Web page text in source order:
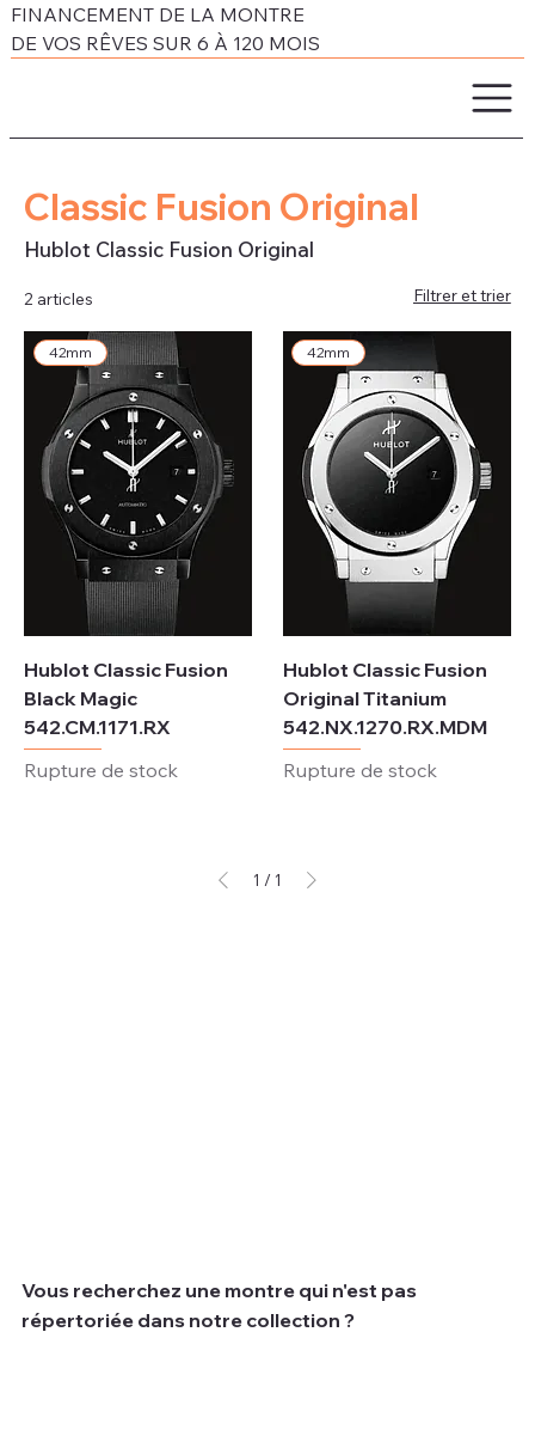
FINANCEMENT DE LA MONTRE
DE VOS RÊVES SUR 6 À 120 MOIS
Vous recherchez une montre qui n'est pas
répertoriée dans notre collection ?
Classic Fusion Original
Hublot Classic Fusion Original
2 articles Filtrer et trier
42mm
Hublot Classic Fusion
Black Magic
542.CM.1171.RX
Rupture de stock
42mm
Hublot Classic Fusion
Original Titanium
542.NX.1270.RX.MDM
Rupture de stock
1 / 1